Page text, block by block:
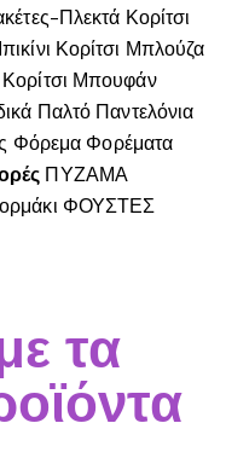
Πλεκτά Κορίτσι
Κορίτσι Μπλούζα
Μπουφάν
Παλτό Παντελόνια
Φόρεμα Φορέματα
ΠΥΖΑΜΑ
ΦΟΥΣΤΕΣ
τα